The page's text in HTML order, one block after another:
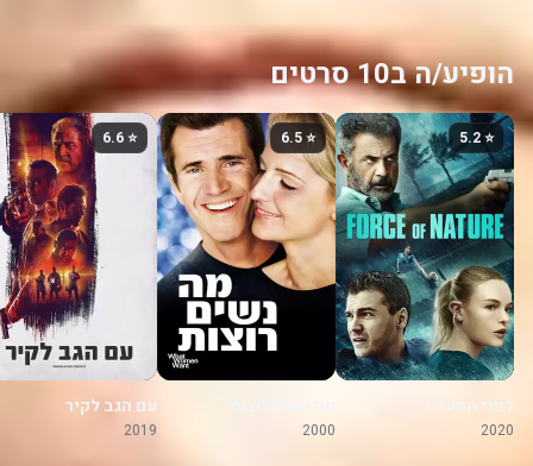
הופיע/ה ב10 סרטים
⭐ 5.2
לפני הסערה
2020
⭐ 6.5
2000
⭐ 6.6
עם הגב לקיר
2019